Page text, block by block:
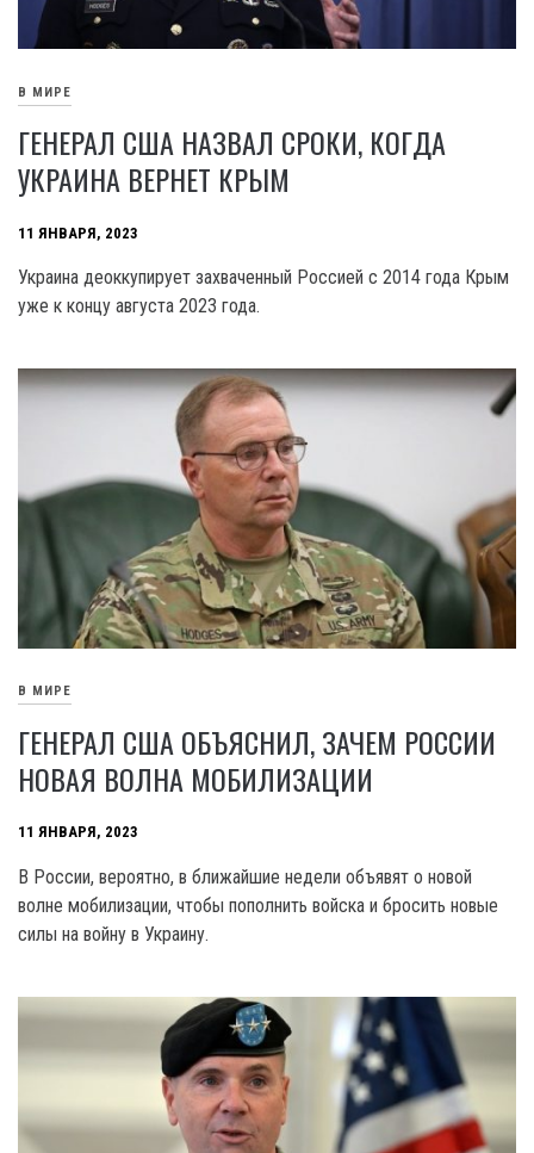
В МИРЕ
ГЕНЕРАЛ США НАЗВАЛ СРОКИ, КОГДА
УКРАИНА ВЕРНЕТ КРЫМ
11 ЯНВАРЯ, 2023
Украина деоккупирует захваченный Россией с 2014 года Крым
уже к концу августа 2023 года.
В МИРЕ
ГЕНЕРАЛ США ОБЪЯСНИЛ, ЗАЧЕМ РОССИИ
НОВАЯ ВОЛНА МОБИЛИЗАЦИИ
11 ЯНВАРЯ, 2023
В России, вероятно, в ближайшие недели объявят о новой
волне мобилизации, чтобы пополнить войска и бросить новые
силы на войну в Украину.